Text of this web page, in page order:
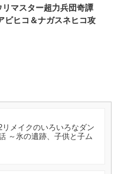
リマスター超力兵団奇譚
ビヒコ＆ナガスネヒコ攻
リメイクのいろいろなダン
～氷の遺跡、子供と子ム